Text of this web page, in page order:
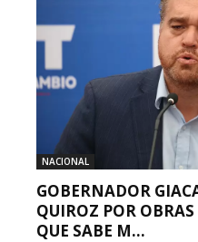
NACIONAL
GOBERNADOR
QUIROZ POR
QUE SABE M...